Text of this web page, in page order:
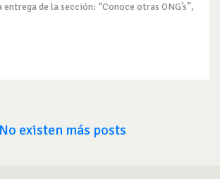
de la sección: “Conoce otras ONG’s”,
No existen más posts